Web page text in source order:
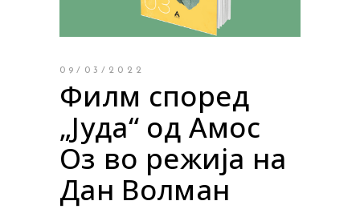
09/03/2022
Филм според
„Јуда“ од Амос
Оз во режија на
Дан Волман